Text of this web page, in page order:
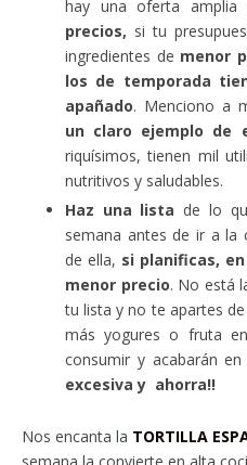
hay una oferta amplia
precios, si tu
ingredientes de menor
los de temporada
apañado. Menciono a
un claro ejemplo de
riquísimos, tienen mil
nutritivos y saludables.
Haz una lista de lo
semana antes de ir a la
de ella, si planificas,
menor precio. No está
tu lista y no te apartes
más yogures o fruta
consumir y acabarán en
excesiva y ahorra!!
Nos encanta la TORTILLA